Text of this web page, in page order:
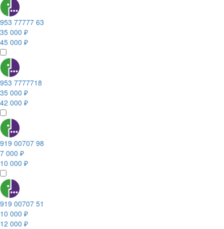
953 77777 63
35 000 ₽
45 000 ₽
953 7777718
35 000 ₽
42 000 ₽
919 00707 98
7 000 ₽
10 000 ₽
919 00707 51
10 000 ₽
12 000 ₽